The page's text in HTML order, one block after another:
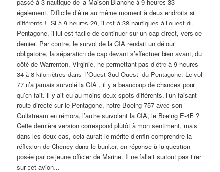
passé à 3 nautique de la Maison-Blanche à 9 heures 33
également. Difficile d’être au même moment à deux endroits si
différents ! Si à 9 heures 29, il est à 38 nautiques à l’ouest du
Pentagone, il lui est facile de continuer sur un cap direct, vers ce
dernier. Par contre, le survol de la CIA rendait un détour
obligatoire, la séparation de cap devant s’effectuer bien avant, du
côté de Warrenton, Virginie, ne permettant pas d’être à 9 heures
34 à 8 kilomètres dans l’Ouest Sud Ouest du Pentagone. Le vol
77 n’a jamais survolé la CIA , il y a beaucoup de chances pour
qu’en fait, il y ait eu au moins deux spots différents, l’un faisant
route directe sur le Pentagone, notre Boeing 757 avec son
Gulfstream en rémora, l’autre survolant la CIA, le Boeing E-4B ?
Cette dernière version correspond plutôt à mon sentiment, mais
dans les deux cas, cela aurait le mérite d’enfin comprendre la
réflexion de Cheney dans le bunker, en réponse à la question
posée par ce jeune officier de Marine. Il ne fallait surtout pas tirer
sur cet avion…